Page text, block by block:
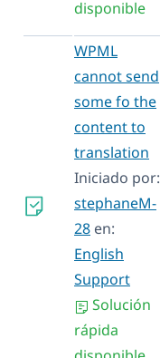
disponible
WPML
cannot send
some fo the
content to
translation
Iniciado por:
stephaneM-
28 en:
English
Support
Solución
rápida